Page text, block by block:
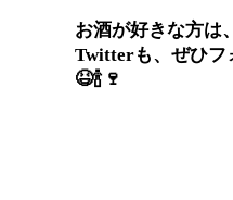
お酒が好きな方は
Twitterも、ぜひフ
😆🍾🍷